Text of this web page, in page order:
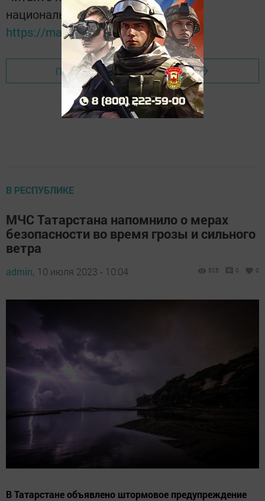
национальном мессенджере MАХ:
https://max.ru/tatmedia
Перейти на страницу новости
В РЕСПУБЛИКЕ
МЧС Татарстана напомнило о мерах
безопасности во время грозы и сильного
ветра
admin, 10 июля 2023 - 10:04 525 0 0
В Татарстане объявлено штормовое предупреждение